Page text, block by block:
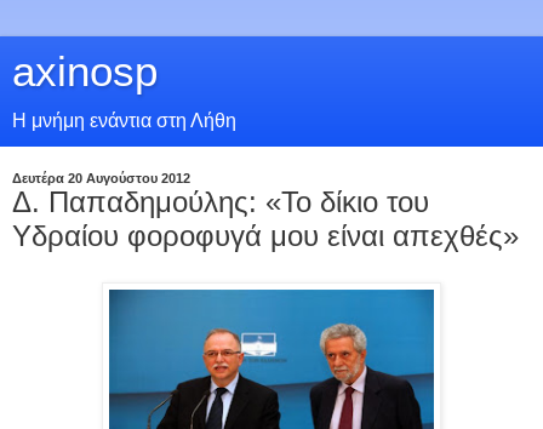
axinosp
Η μνήμη ενάντια στη Λήθη
Δευτέρα 20 Αυγούστου 2012
Δ. Παπαδημούλης: «Το δίκιο του
Υδραίου φοροφυγά μου είναι απεχθές»